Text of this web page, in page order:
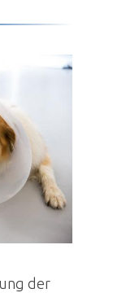
der